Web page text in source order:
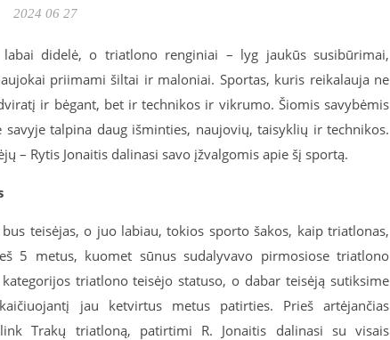
2024 06 27
didelė, o triatlono renginiai – lyg jaukūs susibūrimai,
priimami šiltai ir maloniai. Sportas, kuris reikalauja ne
ir bėgant, bet ir technikos ir vikrumo. Šiomis savybėmis
talpina daug išminties, naujovių, taisyklių ir technikos.
– Rytis Jonaitis dalinasi savo įžvalgomis apie šį sportą.
teisėjas, o juo labiau, tokios sporto šakos, kaip triatlonas,
5 metus, kuomet sūnus sudalyvavo pirmosiose triatlono
triatlono teisėjo statuso, o dabar teisėją sutiksime
jau ketvirtus metus patirties. Prieš artėjančias
Trakų triatloną, patirtimi R. Jonaitis dalinasi su visais